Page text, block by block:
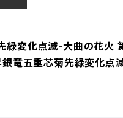
緑変化点滅-大曲の花
竜五重芯菊先緑変化点